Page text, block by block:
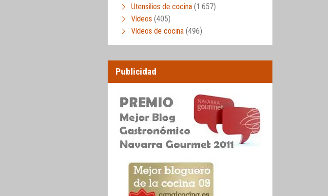
Utensilios de cocina (1.657)
Vídeos (405)
Vídeos de cocina (496)
Publicidad